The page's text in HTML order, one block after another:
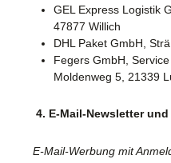
GEL Express Logistik
47877 Willich
DHL Paket GmbH,
Fegers GmbH,
Moldenweg 5, 21339
4. E-Mail-Newsletter
E-Mail-Werbung mit